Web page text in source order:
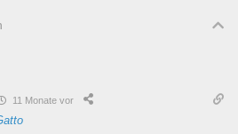
11 Monate vor